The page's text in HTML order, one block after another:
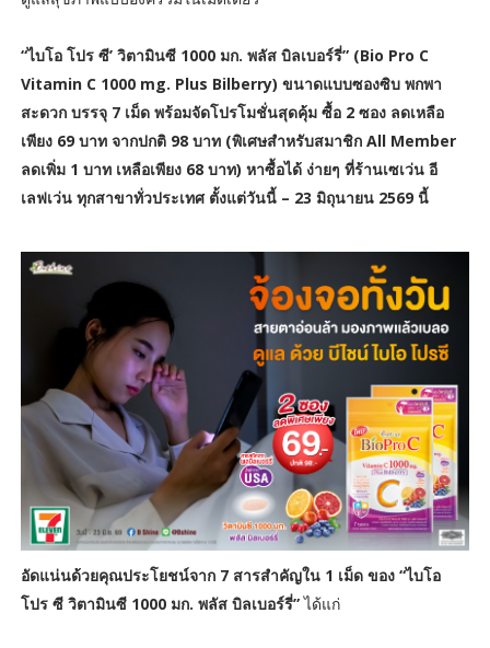
“ไบโอ โปร ซี’ วิตามินซี 1000 มก. พลัส บิลเบอร์รี่” (Bio Pro C
Vitamin C 1000 mg. Plus Bilberry) ขนาดแบบซองซิบ พกพา
สะดวก บรรจุ 7 เม็ด พร้อมจัดโปรโมชั่นสุดคุ้ม ซื้อ 2 ซอง ลดเหลือ
เพียง 69 บาท จากปกติ 98 บาท (พิเศษสำหรับสมาชิก All Member
ลดเพิ่ม 1 บาท เหลือเพียง 68 บาท) หาซื้อได้ ง่ายๆ ที่ร้านเซเว่น อี
เลฟเว่น ทุกสาขาทั่วประเทศ ตั้งแต่วันนี้ – 23 มิถุนายน 2569 นี้
อัดแน่นด้วยคุณประโยชน์จาก 7 สารสำคัญใน 1 เม็ด ของ “ไบโอ
โปร ซี วิตามินซี 1000 มก. พลัส บิลเบอร์รี่”ได้แก่